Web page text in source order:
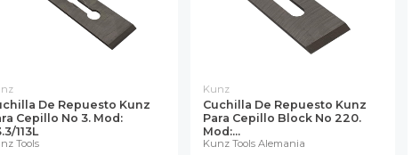
De Repuesto Kunz
Cepillo No 3. Mod:
113L
Tools
Kunz
Cuchilla De Repuesto Kunz
Para Cepillo Block No 220.
Mod:...
Kunz Tools Alemania